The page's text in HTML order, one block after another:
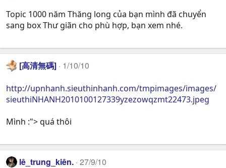
Topic 1000 năm Thăng long của bạn mình đã chuyển
sang box Thư giãn cho phù hợp, bạn xem nhé.
[高清無碼] 1/10/10
http://upnhanh.sieuthinhanh.com/tmpimages/images/
sieuthiNHANH2010100127339yzezowqzmt22473.jpeg
Mình :"> quá thôi
lê_trung_kiên. 27/9/10